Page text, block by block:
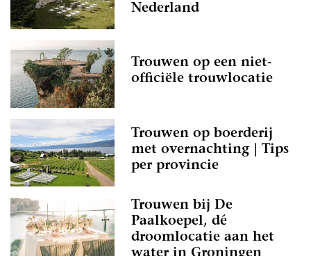
Nederland
Trouwen op een niet-
officiële trouwlocatie
Trouwen op boerderij
met overnachting | Tips
per provincie
Trouwen bij De
Paalkoepel, dé
droomlocatie aan het